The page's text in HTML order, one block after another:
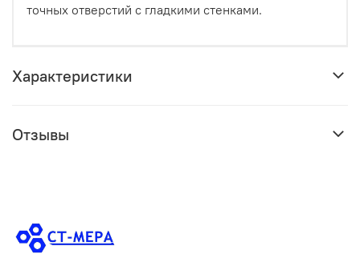
точных отверстий с гладкими стенками.
Характеристики
Отзывы